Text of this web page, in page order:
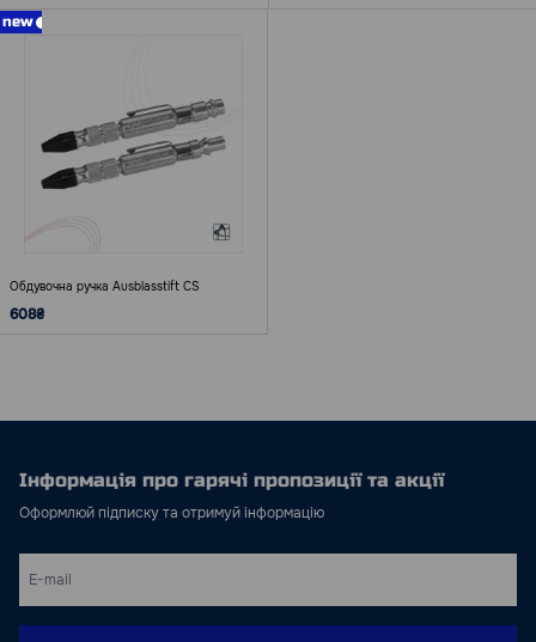
new
Обдувочна ручка Ausblasstift CS
608₴
Інформація про гарячі пропозиції та акції
Оформлюй підписку та отримуй інформацію